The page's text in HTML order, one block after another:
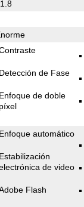
Detección de Fase
Enfoque de doble
píxel
Enfoque automático
Estabilización
de video
Flash